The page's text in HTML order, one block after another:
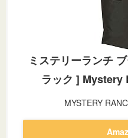
ミステリーランチ
ラック ]
MYSTERY